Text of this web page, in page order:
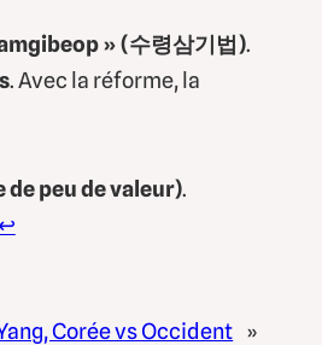
» (수령삼기법).
. Avec la réforme, la
de peu de valeur).
Corée vs Occident »